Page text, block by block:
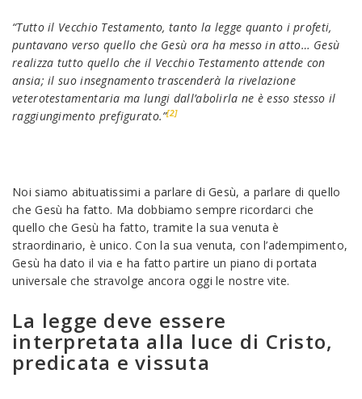
“Tutto il Vecchio Testamento, tanto la legge quanto i profeti,
puntavano verso quello che Gesù ora ha messo in atto… Gesù
realizza tutto quello che il Vecchio Testamento attende con
ansia; il suo insegnamento trascenderà la rivelazione
veterotestamentaria ma lungi dall’abolirla ne è esso stesso il
raggiungimento prefigurato.”[2]
Noi siamo abituatissimi a parlare di Gesù, a parlare di quello
che Gesù ha fatto. Ma dobbiamo sempre ricordarci che
quello che Gesù ha fatto, tramite la sua venuta è
straordinario, è unico. Con la sua venuta, con l’adempimento,
Gesù ha dato il via e ha fatto partire un piano di portata
universale che stravolge ancora oggi le nostre vite.
La legge deve essere
interpretata alla luce di Cristo,
predicata e vissuta